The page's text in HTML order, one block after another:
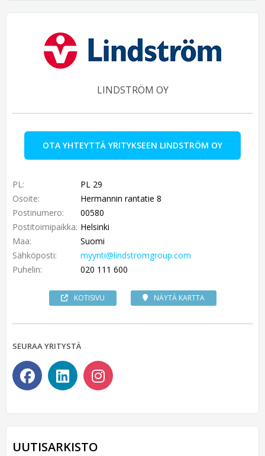
LINDSTRÖM OY
OTA YHTEYTTÄ YRITYKSEEN LINDSTRÖM OY
PL:
PL 29
Osoite:
Hermannin rantatie 8
Postinumero:
00580
Postitoimipaikka: Helsinki
Maa:
Suomi
Sähköposti:
myynti@lindstromgroup.com
Puhelin:
020 111 600
KOTISIVU NÄYTÄ KARTTA
SEURAA YRITYSTÄ
UUTISARKISTO